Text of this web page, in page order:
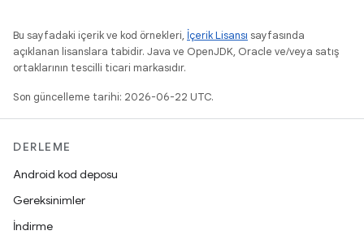
Bu sayfadaki içerik ve kod örnekleri, İçerik Lisansı sayfasında
açıklanan lisanslara tabidir. Java ve OpenJDK, Oracle ve/veya satış
ortaklarının tescilli ticari markasıdır.
Son güncelleme tarihi: 2026-06-22 UTC.
DERLEME
Android kod deposu
Gereksinimler
İndirme